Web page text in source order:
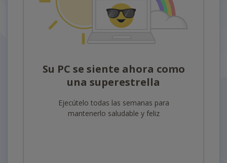
Su PC se siente ahora como
una superestrella
Ejecútelo todas las semanas para
mantenerlo saludable y feliz